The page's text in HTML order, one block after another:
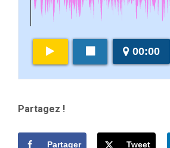
00:00
Partagez !
Partager Tweet